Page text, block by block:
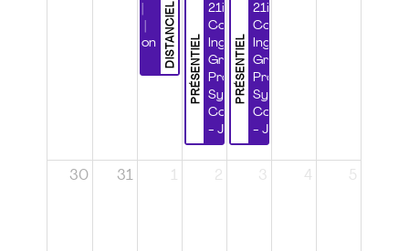
DISTANCIEL
Certification
PRÉSENTIEL
21ième
Congrès
Ingénierie
Grands
Projets et
Systèmes
Complexes
- Jour 1
PRÉSENTIEL
21ième
Congrès
Ingénierie
Grands
Projets et
Systèmes
Complexes
- Jour 2
30 31 1 2 3 4 5